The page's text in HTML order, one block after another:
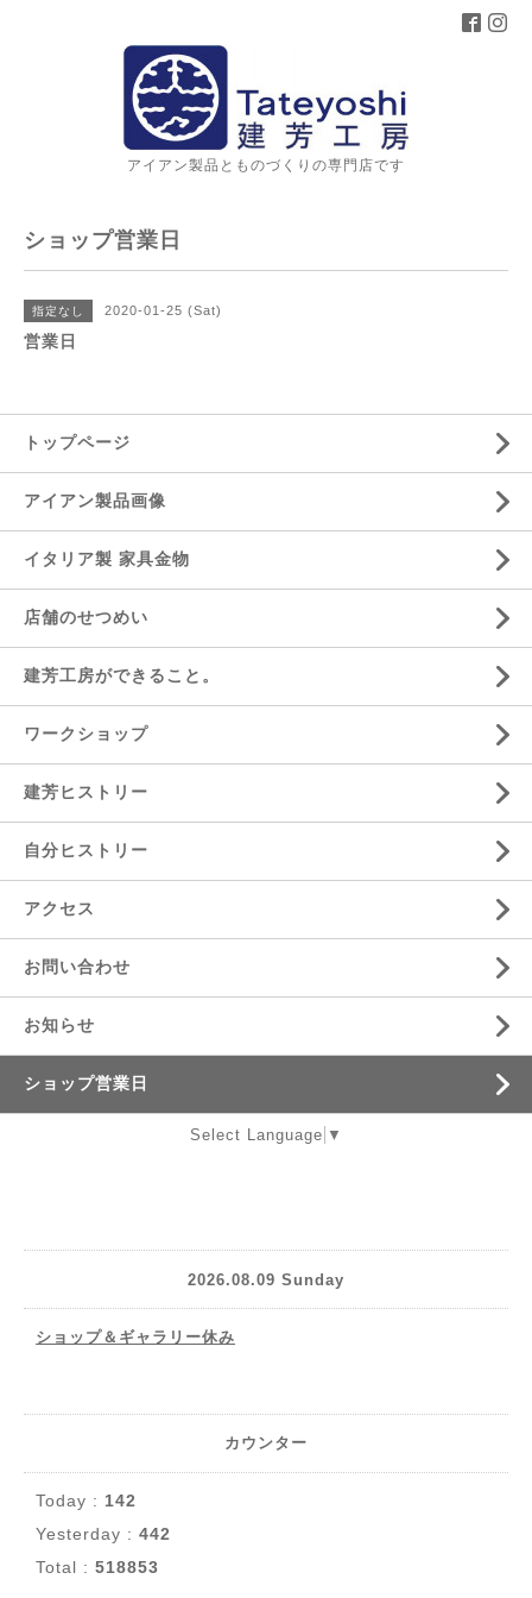
アイアン製品とものづくりの専門店です
ショップ営業日
指定なし 2020-01-25 (Sat)
営業日
トップページ
アイアン製品画像
イタリア製 家具金物
店舗のせつめい
建芳工房ができること。
ワークショップ
建芳ヒストリー
自分ヒストリー
アクセス
お問い合わせ
お知らせ
ショップ営業日
Select Language ▼
2026.08.09 Sunday
ショップ＆ギャラリー休み
カウンター
Today : 142
Yesterday : 442
Total : 518853